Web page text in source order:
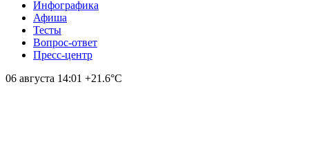
Инфографика
Афиша
Тесты
Вопрос-ответ
Пресс-центр
06 августа 14:01 +21.6°С